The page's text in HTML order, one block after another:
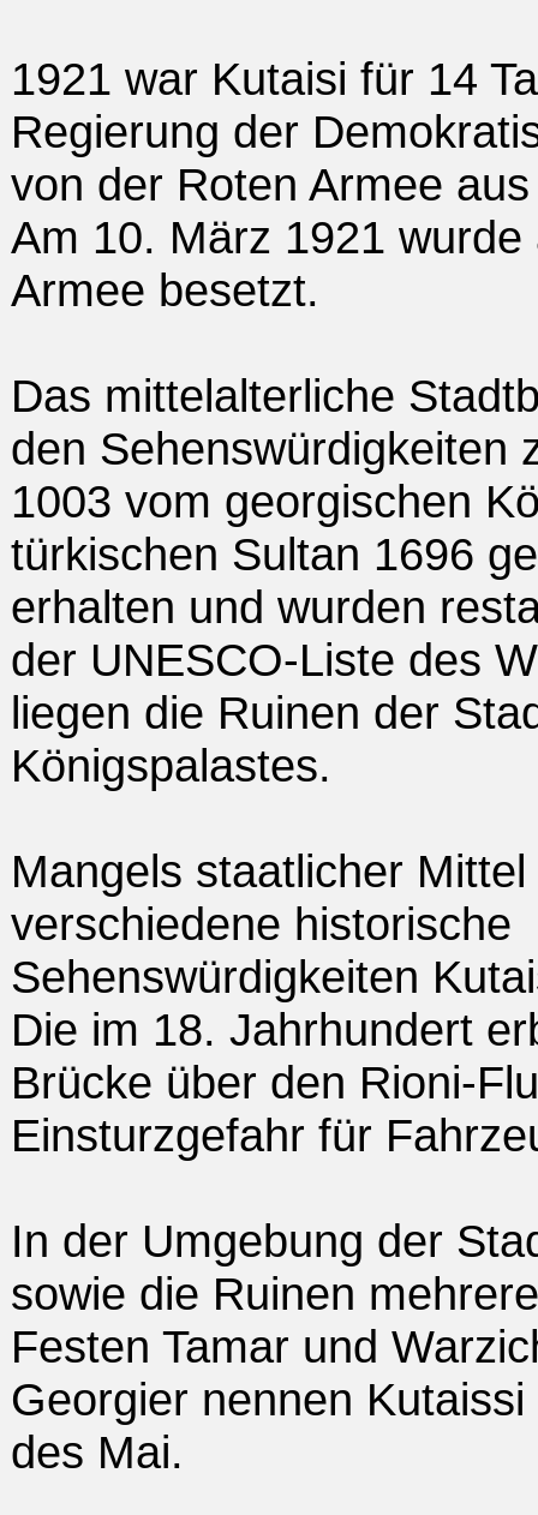
1921 war Kutaisi für 14
Regierung der
von der Roten Armee
Am 10. März 1921
Armee besetzt.
Das mittelalterliche
den Sehenswürdigkeiten
1003 vom georgischen
türkischen Sultan 1696
erhalten und wurden
der UNESCO-Liste des
liegen die Ruinen der
Königspalastes.
Mangels staatlicher Mittel
verschiedene historische
Sehenswürdigkeiten
Die im 18. Jahrhundert
Brücke über den Rioni-
Einsturzgefahr für
In der Umgebung der
sowie die Ruinen
Festen Tamar und
Georgier nennen
des Mai.